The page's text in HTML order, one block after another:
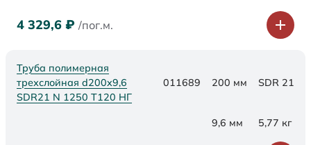
4 329,6 ₽ /пог.м.
Труба полимерная
трехслойная d200x9,6
SDR21 N 1250 Т120 НГ
011689 200 мм SDR 21
9,6 мм 5,77 кг